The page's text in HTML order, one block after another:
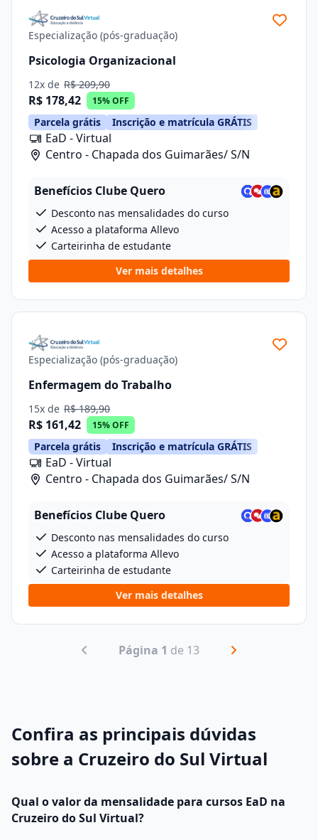
Especialização (pós-graduação)
Psicologia Organizacional
12x de R$ 209,90
R$ 178,42 15% OFF
Parcela grátis Inscrição e matrícula GRÁTIS
EaD - Virtual
Centro - Chapada dos Guimarães/ S/N
Benefícios Clube Quero
Desconto nas mensalidades do curso
Acesso a plataforma Allevo
Carteirinha de estudante
Ver mais detalhes
Especialização (pós-graduação)
Enfermagem do Trabalho
15x de R$ 189,90
R$ 161,42 15% OFF
Parcela grátis Inscrição e matrícula GRÁTIS
EaD - Virtual
Centro - Chapada dos Guimarães/ S/N
Benefícios Clube Quero
Desconto nas mensalidades do curso
Acesso a plataforma Allevo
Carteirinha de estudante
Ver mais detalhes
Página 1 de 13
Confira as principais dúvidas
sobre a Cruzeiro do Sul Virtual
Qual o valor da mensalidade para cursos EaD na
Cruzeiro do Sul Virtual?